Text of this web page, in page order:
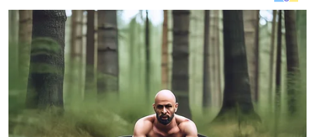
ज
के
ट